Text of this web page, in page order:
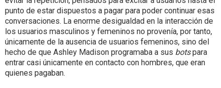
punto de estar dispuestos a pagar para poder continuar esas
conversaciones. La enorme desigualdad en la interacción de
los usuarios masculinos y femeninos no provenía, por tanto,
únicamente de la ausencia de usuarios femeninos, sino del
hecho de que Ashley Madison programaba a sus botspara
entrar casi únicamente en contacto con hombres, que eran
quienes pagaban.